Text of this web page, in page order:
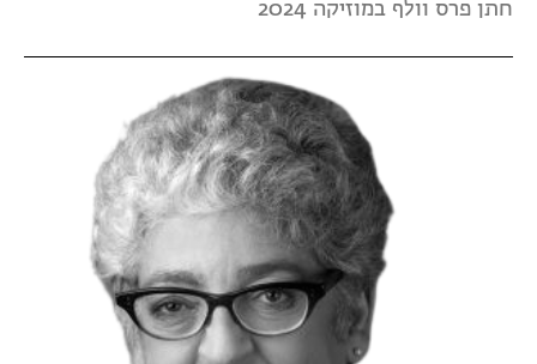
חתן פרס וולף במוזיקה 2024